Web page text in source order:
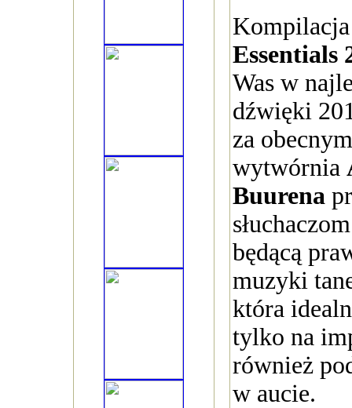
Essentials
Was w
dźwięki
za
wytwórnia
Buurena
będącą
muzyki
która
tylko na
również
w aucie.